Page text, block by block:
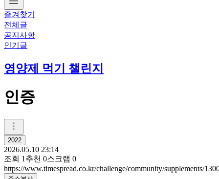
즐겨찾기
전체글
공지사항
인기글
영양제 먹기 챌린지
인증
2022
2026.05.10 23:14
조회 1 추천 0스크랩 0
https://www.timespread.co.kr/challenge/community/supplements/